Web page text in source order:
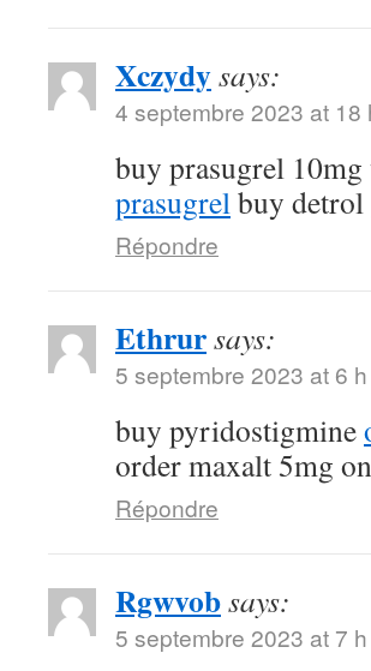
Xczydysays:
4 septembre 2023 at 18
buy prasugrel
prasugrelbuy detrol
Répondre
Ethrursays:
5 septembre 2023 at 6
buy pyridostigmine
order maxalt 5mg
Répondre
Rgwvobsays:
5 septembre 2023 at 7